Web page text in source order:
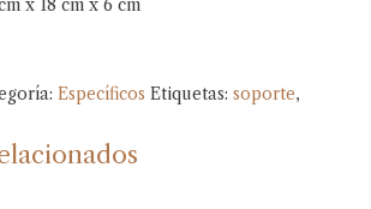
x 18 cm x 6 cm
Específicos Etiquetas: soporte,